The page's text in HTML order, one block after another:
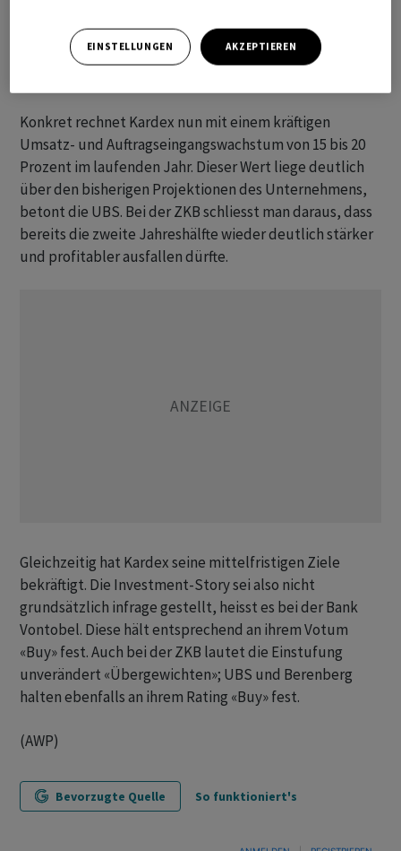
entwickeln, urteilen die Analysten von Oddo. Das gelte
insbesondere für das standardisierte Geschäft, an dem
Konkret rechnet Kardex nun mit einem kräftigen
Umsatz- und Auftragseingangswachstum von 15 bis 20
Prozent im laufenden Jahr. Dieser Wert liege deutlich
über den bisherigen Projektionen des Unternehmens,
betont die UBS. Bei der ZKB schliesst man daraus, dass
bereits die zweite Jahreshälfte wieder deutlich stärker
und profitabler ausfallen dürfte.
Gleichzeitig hat Kardex seine mittelfristigen Ziele
bekräftigt. Die Investment-Story sei also nicht
grundsätzlich infrage gestellt, heisst es bei der Bank
Vontobel. Diese hält entsprechend an ihrem Votum
«Buy» fest. Auch bei der ZKB lautet die Einstufung
unverändert «Übergewichten»; UBS und Berenberg
halten ebenfalls an ihrem Rating «Buy» fest.
(AWP)
Bevorzugte Quelle So funktioniert's
EINSTELLUNGEN AKZEPTIEREN